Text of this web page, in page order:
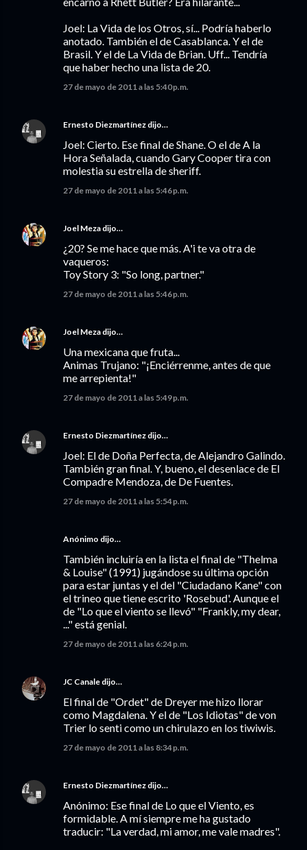
Joel: La Vida de los Otros, sí... Podría haberlo
anotado. También el de Casablanca. Y el de
Brasil. Y el de La Vida de Brian. Uff... Tendría
que haber hecho una lista de 20.
27 de mayo de 2011 a las 5:40 p.m.
Ernesto Diezmartínez dijo…
Joel: Cierto. Ese final de Shane. O el de A la
Hora Señalada, cuando Gary Cooper tira con
molestia su estrella de sheriff.
27 de mayo de 2011 a las 5:46 p.m.
Joel Meza dijo…
¿20? Se me hace que más. A'i te va otra de
vaqueros:
Toy Story 3: "So long, partner."
27 de mayo de 2011 a las 5:46 p.m.
Joel Meza dijo…
Una mexicana que fruta...
Animas Trujano: "¡Enciérrenme, antes de que
me arrepienta!"
27 de mayo de 2011 a las 5:49 p.m.
Ernesto Diezmartínez dijo…
Joel: El de Doña Perfecta, de Alejandro Galindo.
También gran final. Y, bueno, el desenlace de El
Compadre Mendoza, de De Fuentes.
27 de mayo de 2011 a las 5:54 p.m.
Anónimo dijo…
También incluiría en la lista el final de "Thelma
& Louise" (1991) jugándose su última opción
para estar juntas y el del "Ciudadano Kane" con
el trineo que tiene escrito 'Rosebud'. Aunque el
de "Lo que el viento se llevó" "Frankly, my dear,
..." está genial.
27 de mayo de 2011 a las 6:24 p.m.
JC Canale dijo…
El final de "Ordet" de Dreyer me hizo llorar
como Magdalena. Y el de "Los Idiotas" de von
Trier lo senti como un chirulazo en los tiwiwis.
27 de mayo de 2011 a las 8:34 p.m.
Ernesto Diezmartínez dijo…
Anónimo: Ese final de Lo que el Viento, es
formidable. A mí siempre me ha gustado
traducir: "La verdad, mi amor, me vale madres".